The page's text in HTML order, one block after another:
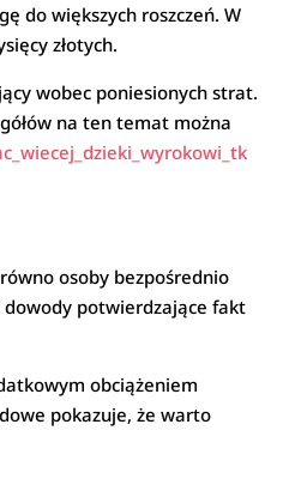
do większych roszczeń. W
złotych.
wobec poniesionych strat.
na ten temat można
osoby bezpośrednio
dowody potwierdzające fakt
obciążeniem
pokazuje, że warto